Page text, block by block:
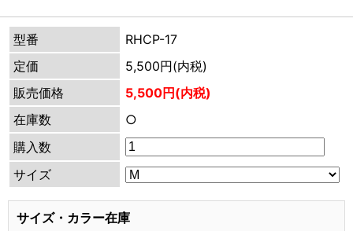
型番
RHCP-17
定価
5,500円(内税)
販売価格
5,500円(内税)
在庫数
○
購入数
サイズ
サイズ・カラー在庫